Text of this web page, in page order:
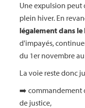
Une expulsion peut
plein hiver. En
légalement dans
d'impayés,
du 1er novembre au
La voie reste donc
➡️ commandement
de justice,